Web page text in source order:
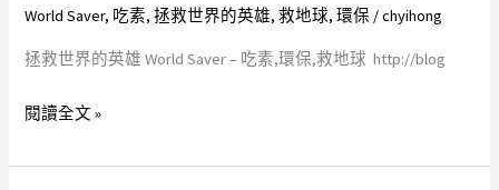
素,
保,
救
球
環
保,
地
World Saver, 吃素,拯救世界的英雄,救地球,環保 /chyihong
拯救世界的英雄 World Saver – 吃素,環保,救地球 http://blog
的
英
World
閱讀全文 »